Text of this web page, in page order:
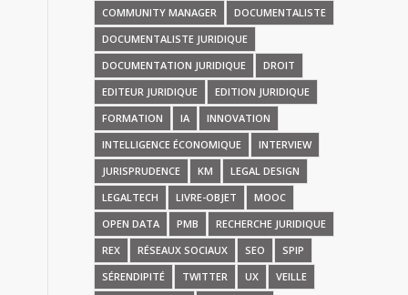
COMMUNITY MANAGER
DOCUMENTALISTE
DOCUMENTALISTE JURIDIQUE
DOCUMENTATION JURIDIQUE
DROIT
EDITEUR JURIDIQUE
EDITION JURIDIQUE
FORMATION
IA
INNOVATION
INTELLIGENCE ÉCONOMIQUE
INTERVIEW
JURISPRUDENCE
KM
LEGAL DESIGN
LEGALTECH
LIVRE-OBJET
MOOC
OPEN DATA
PMB
RECHERCHE JURIDIQUE
REX
RÉSEAUX SOCIAUX SEO
SPIP
SÉRENDIPITÉ
TWITTER UX
VEILLE